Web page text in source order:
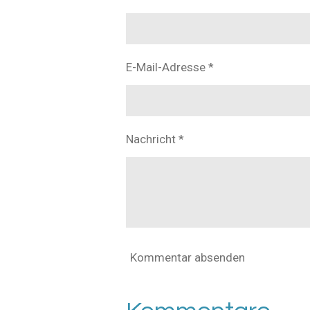
E-Mail-Adresse *
Nachricht *
Kommentar absenden